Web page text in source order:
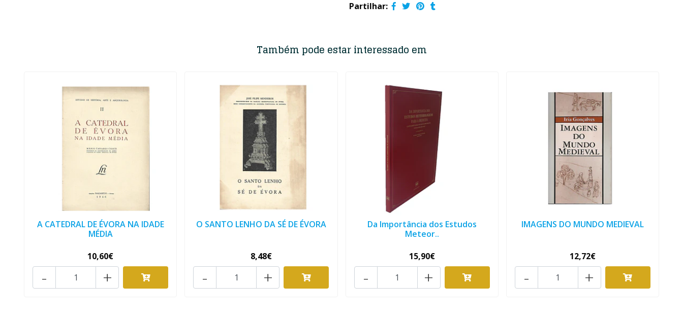
Partilhar:
Também pode estar interessado em
A CATEDRAL DE ÉVORA NA IDADE
MÉDIA
10,60€
+
-
O SANTO LENHO DA SÉ DE ÉVORA
8,48€
+
-
Da Importância dos Estudos
Meteor..
15,90€
+
-
IMAGENS DO MUNDO MEDIEVAL
12,72€
+
-